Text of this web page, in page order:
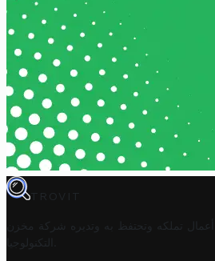
TROVIT
تملكه وتحتفظ به وتديره
شركة مخزن
التكنولوجيا